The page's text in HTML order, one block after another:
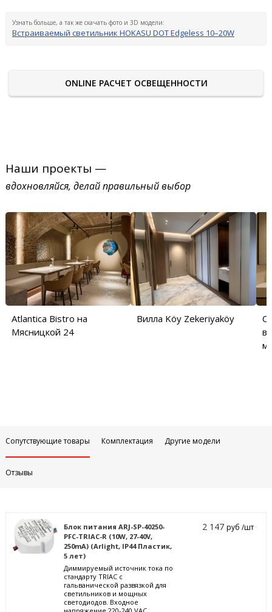
Узнать больше, а так же скачать фото и 3D модели:
Встраиваемый светильник HOKASU DOT Edgeless 10–20W
ONLINE РАСЧЕТ ОСВЕЩЕННОСТИ
Наши проекты —
вдохновляйся, делай правильный выбор
Atlantica Bistro на
Мясницкой 24
Вилла Köy Zekeriyaköy
Сопутствующие товары Комплектация Другие модели
Отзывы
Блок питания ARJ-SP-40250-
PFC-TRIAC-R (10W, 27-40V,
250mA) (Arlight, IP44 Пластик,
5 лет)
Диммируемый источник тока по
стандарту TRIAC с
гальванической развязкой для
светильников и мощных
светодиодов. Входное
2 147руб /шт